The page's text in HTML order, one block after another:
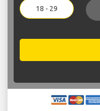
18 - 29